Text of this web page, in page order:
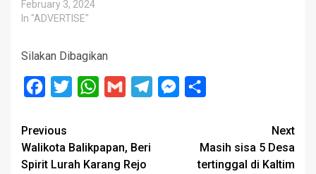
February 3, 2024
In "ADVERTISE"
Silakan Dibagikan
Facebook
Twitter WhatsApp
Gmail TelegramMessenger
Post
navigation
Previous
Walikota Balikpapan, Beri
Spirit Lurah Karang Rejo
Next
Masih sisa 5 Desa
tertinggal di Kaltim